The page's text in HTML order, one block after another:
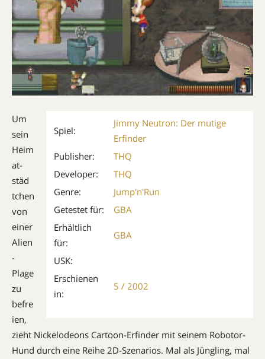
Spiel:
Jimmy Neutron: Der mutige
Erfinder
Publisher:
THQ
Developer:
THQ
Genre:
Jump'n'Run
Getestet für:
GBA
Erhältlich
für:
GBA
USK:
Erschienen
in:
5 / 2002
Um
sein
Heim
at­
städ
t­chen
von
einer
Alien
-
Plage
zu
befre
ien,
zieht Nickelodeons Cartoon-Erfinder mit seinem Robotor-
Hund durch eine Reihe 2D-Szenarios. Mal als Jüngling, mal